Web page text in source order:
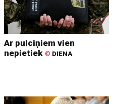
Ar pulciņiem vien
nepietiek © DIENA